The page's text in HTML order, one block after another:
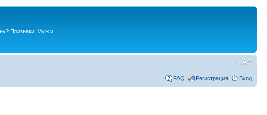
Признаки. Муж и
FAQ Регистрация Вход